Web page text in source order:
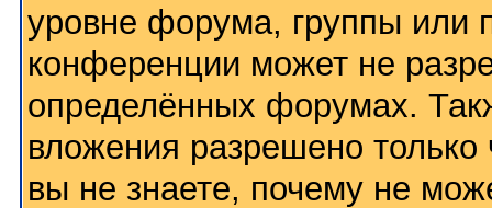
уровне форума, группы или
конференции может не
определённых форумах.
вложения разрешено
вы не знаете, почему не